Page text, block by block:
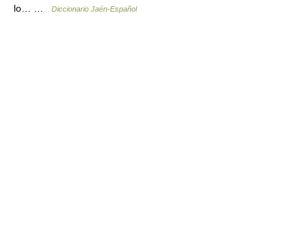
lo… …
Diccionario Jaén-Español